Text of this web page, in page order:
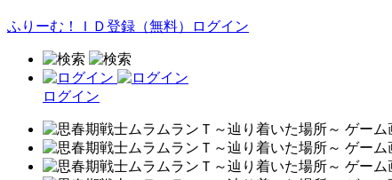
ふりーむ！ＩＤ登録（無料） ログイン
ログイン